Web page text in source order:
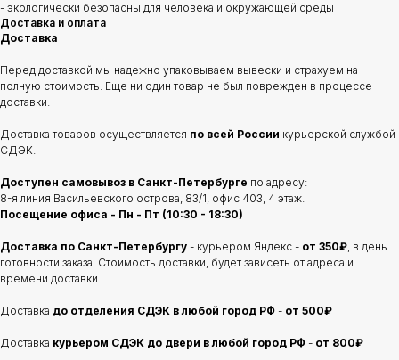
- экологически безопасны для человека и окружающей среды
Доставка и оплата
Доставка
Перед доставкой мы надежно упаковываем вывески и страхуем на
полную стоимость. Еще ни один товар не был поврежден в процессе
доставки.
Доставка товаров осуществляется по всей России курьерской службой
СДЭК.
Доступен самовывоз в Санкт-Петербурге по адресу:
8-я линия Васильевского острова, 83/1, офис 403, 4 этаж.
Посещение офиса - Пн - Пт (10:30 - 18:30)
Доставка по Санкт-Петербургу - курьером Яндекс - от 350₽, в день
готовности заказа. Стоимость доставки, будет зависеть от адреса и
времени доставки.
Доставка до отделения СДЭК в любой город РФ - от 500₽
Доставка курьером СДЭК до двери в любой город РФ - от 800₽